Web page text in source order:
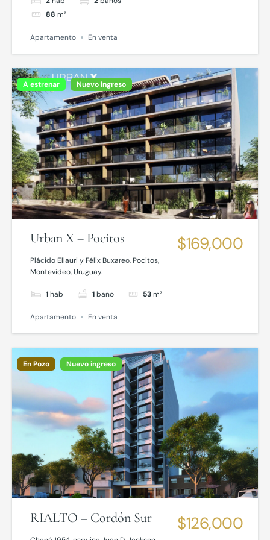
88 m²
Apartamento En venta
A estrenar Nuevo ingreso
Urban X – Pocitos
Plácido Ellauri y Félix Buxareo, Pocitos,
Montevideo, Uruguay.
1hab 1baño 53m²
$169,000
Apartamento En venta
En Pozo Nuevo ingreso
RIALTO – Cordón Sur $126,000